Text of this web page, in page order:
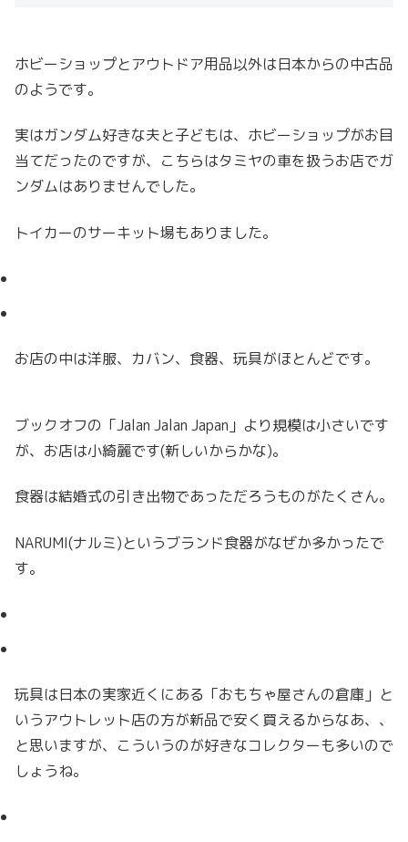
ホビーショップとアウトドア用品以外は日本からの中古品
のようです。
実はガンダム好きな夫と子どもは、ホビーショップがお目
当てだったのですが、こちらはタミヤの車を扱うお店でガ
ンダムはありませんでした。
トイカーのサーキット場もありました。
お店の中は洋服、カバン、食器、玩具がほとんどです。
ブックオフの「Jalan Jalan Japan」より規模は小さいです
が、お店は小綺麗です(新しいからかな)。
食器は結婚式の引き出物であっただろうものがたくさん。
NARUMI(ナルミ)というブランド食器がなぜか多かったで
す。
玩具は日本の実家近くにある「おもちゃ屋さんの倉庫」と
いうアウトレット店の方が新品で安く買えるからなあ、、
と思いますが、こういうのが好きなコレクターも多いので
しょうね。